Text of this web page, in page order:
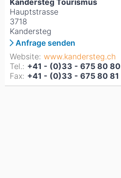
Kandersteg Tourismus
Hauptstrasse
3718
Kandersteg
Anfrage senden
Website: www.kandersteg.ch
Tel.: +41 - (0)33 - 675 80 80
Fax: +41 - (0)33 - 675 80 81